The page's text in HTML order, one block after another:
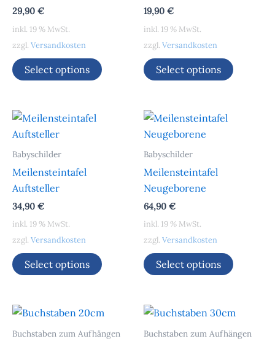
29,90 €
inkl. 19 % MwSt.
zzgl. Versandkosten
Select options
19,90 €
inkl. 19 % MwSt.
zzgl. Versandkosten
Select options
Babyschilder
Meilensteintafel
Auftsteller
34,90 €
inkl. 19 % MwSt.
zzgl. Versandkosten
Select options
Babyschilder
Meilensteintafel
Neugeborene
64,90 €
inkl. 19 % MwSt.
zzgl. Versandkosten
Select options
Buchstaben zum Aufhängen Buchstaben zum Aufhängen